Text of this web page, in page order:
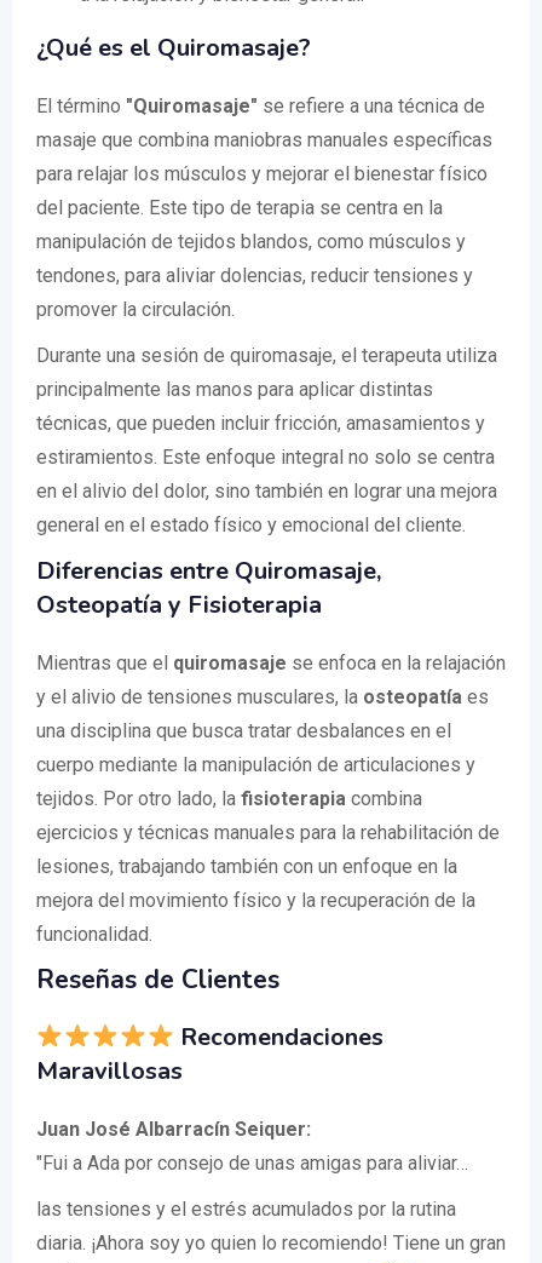
¿Qué es el Quiromasaje?
El término "Quiromasaje" se refiere a una técnica de
masaje que combina maniobras manuales específicas
para relajar los músculos y mejorar el bienestar físico
del paciente. Este tipo de terapia se centra en la
manipulación de tejidos blandos, como músculos y
tendones, para aliviar dolencias, reducir tensiones y
promover la circulación.
Durante una sesión de quiromasaje, el terapeuta utiliza
principalmente las manos para aplicar distintas
técnicas, que pueden incluir fricción, amasamientos y
estiramientos. Este enfoque integral no solo se centra
en el alivio del dolor, sino también en lograr una mejora
general en el estado físico y emocional del cliente.
Diferencias entre Quiromasaje,
Osteopatía y Fisioterapia
Mientras que el quiromasaje se enfoca en la relajación
y el alivio de tensiones musculares, la osteopatía es
una disciplina que busca tratar desbalances en el
cuerpo mediante la manipulación de articulaciones y
tejidos. Por otro lado, la fisioterapia combina
ejercicios y técnicas manuales para la rehabilitación de
lesiones, trabajando también con un enfoque en la
mejora del movimiento físico y la recuperación de la
funcionalidad.
Reseñas de Clientes
Recomendaciones
Maravillosas
Juan José Albarracín Seiquer:
"Fui a Ada por consejo de unas amigas para aliviar…
las tensiones y el estrés acumulados por la rutina
diaria. ¡Ahora soy yo quien lo recomiendo! Tiene un gran